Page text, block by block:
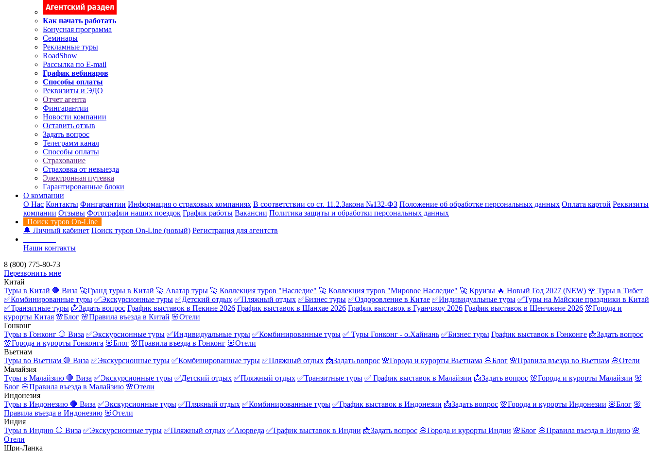
Как начать работать
Бонусная программа
Семинары
Рекламные туры
RoadShow
Рассылка по E-mail
График вебинаров
Способы оплаты
Реквизиты и ЭДО
Отчет агента
Фингарантии
Новости компании
Оставить отзыв
Задать вопрос
Телеграмм канал
Способы оплаты
Страхование
Страховка от невыезда
Электронная путевка
Гарантированные блоки
О компании
О Нас Контакты Фингарантии Информация о страховых компаниях В соответствии со ст. 11.2.Закона №132-ФЗ Положение об обработке персональных данных Оплата картой Реквизиты
компании Отзывы Фотографии наших поездок График работы Вакансии Политика защиты и обработки персональных данных
Поиск туров On-Line
🔔 Личный кабинет Поиск туров On-Line (новый) Регистрация для агентств
Наши контакты
8 (800) 775-80-73
Перезвонить мне
Китай
Туры в Китай 🛑 Виза 🚀Гранд туры в Китай 🚀 Аватар туры 🚀 Коллекция туров "Наследие" 🚀 Коллекция туров "Мировое Наследие" 🚀 Круизы 🔥 Новый Год 2027 (NEW) 🌹 Туры в Тибет
✅Комбинированные туры ✅Экскурсионные туры ✅Детский отдых ✅Пляжный отдых ✅Бизнес туры ✅Оздоровление в Китае ✅Индивидуальные туры ✅Туры на Майские праздники в Китай
✅Транзитные туры 📩Задать вопрос График выставок в Пекине 2026 График выставок в Шанхае 2026 График выставок в Гуанчжоу 2026 График выставок в Шенчжене 2026 🌸Города и
курорты Китая 🌸Блог 🌸Правила въезда в Китай 🌸Отели
Гонконг
Туры в Гонконг 🛑 Виза ✅Экскурсионные туры ✅Индивидуальные туры ✅Комбинированные туры ✅ Туры Гонконг - о.Хайнань ✅Бизнес туры График выставок в Гонконге 📩Задать вопрос
🌸Города и курорты Гонконга 🌸Блог 🌸Правила въезда в Гонконг 🌸Отели
Вьетнам
Туры во Вьетнам 🛑 Виза ✅Экскурсионные туры ✅Комбинированные туры ✅Пляжный отдых 📩Задать вопрос 🌸Города и курорты Вьетнама 🌸Блог 🌸Правила въезда во Вьетнам 🌸Отели
Малайзия
Туры в Малайзию 🛑 Виза ✅Экскурсионные туры ✅Детский отдых ✅Пляжный отдых ✅Транзитные туры ✅ График выставок в Малайзии 📩Задать вопрос 🌸Города и курорты Малайзии 🌸
Блог 🌸Правила въезда в Малайзию 🌸Отели
Индонезия
Туры в Индонезию 🛑 Виза ✅Экскурсионные туры ✅Пляжный отдых ✅Комбинированные туры ✅График выставок в Индонезии 📩Задать вопрос 🌸Города и курорты Индонезии 🌸Блог 🌸
Правила въезда в Индонезию 🌸Отели
Индия
Туры в Индию 🛑 Виза ✅Экскурсионные туры ✅Пляжный отдых ✅Аюрведа ✅График выставок в Индии 📩Задать вопрос 🌸Города и курорты Индии 🌸Блог 🌸Правила въезда в Индию 🌸
Отели
Шри-Ланка